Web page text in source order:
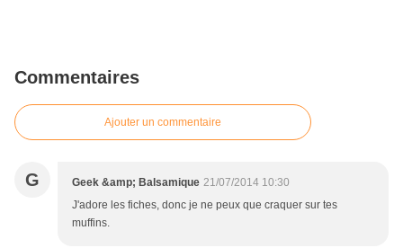
Commentaires
Ajouter un commentaire
G Geek &amp; Balsamique 21/07/2014 10:30
J'adore les fiches, donc je ne peux que craquer sur tes
muffins.